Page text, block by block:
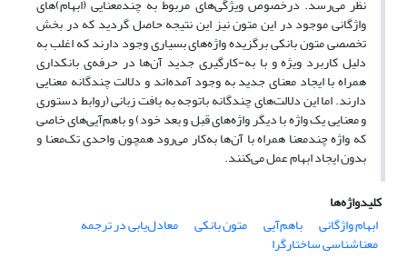
نظر می‌رسد. درخصوص ویژگی‌های مربوط به چندمعنایی (ابهام)‌های
واژگانی موجود در این متون نیز این نتیجه حاصل گردید که در بخش
تخصصی متون بانکی برگزیده واژه‌های بسیاری وجود دارند که اغلب به
دلیل کاربرد ویژه و با به-کارگیری جدید آن‌ها در حرفه‌ی بانکداری
همراه با ایجاد معنای جدید به وجود آمده‌اند و دلالت چندگانه معنایی
دارند. اما این دلالت‌های چندگانه باتوجه به بافت زبانی (روابط دستوری
و معنایی یک واژه با دیگر واژه‌های قبل و بعد خود) و باهم‌آیی‌های خاصی
که واژه چندمعنا همراه با آن‌ها به‌کار می‌رود همچون واحدی تک‌معنا و
بدون ایجاد ابهام عمل می‌کنند.
کلیدواژه‌ها
ابهام واژگانی
باهم‌آیی متون بانکی معادل‌یابی در ترجمه
معنا‌‌شناسی ساختارگرا